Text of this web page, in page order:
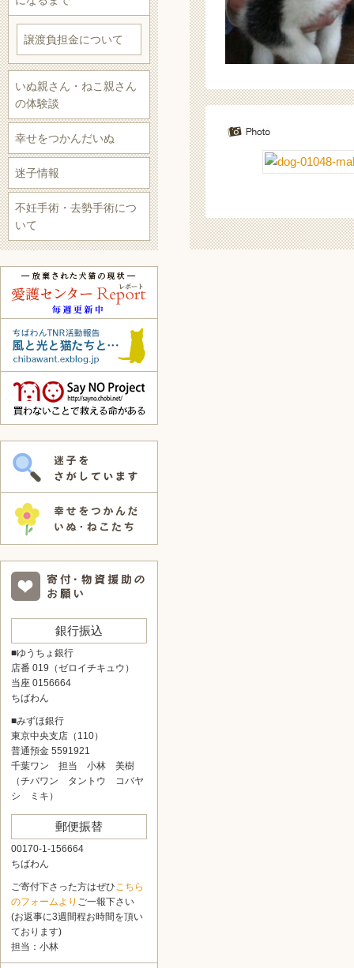
譲渡負担金について
いぬ親さん・ねこ親さん
の体験談
幸せをつかんだいぬ
迷子情報
不妊手術・去勢手術につ
いて
銀行振込
■ゆうちょ銀行
店番 019（ゼロイチキュウ）
当座 0156664
ちばわん
■みずほ銀行
東京中央支店（110）
普通預金 5591921
千葉ワン 担当 小林 美樹
（チバワン タントウ コバヤ
シ ミキ）
郵便振替
00170-1-156664
ちばわん
ご寄付下さった方はぜひこちら
のフォームより ご一報下さい
(お返事に3週間程お時間を頂い
ております)
担当：小林